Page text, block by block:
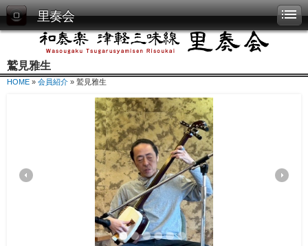
里奏会
鷲見雅生
HOME » 会員紹介 » 鷲見雅生